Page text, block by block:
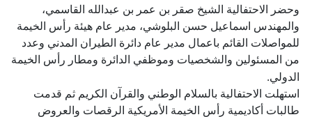
وحضر الاحتفالية الشيخ صقر بن عمر بن عبدالله القاسمي،
والمهندس اسماعيل حسن البلوشي، مدير عام هيئة رأس الخيمة
للمواصلات القائم باعمال مدير عام دائرة الطيران المدني وعدد
من المسئولين والشخصيات وموظفي الدائرة ومطار رأس الخيمة
الدولي.
استهلت الاحتفالية بالسلام الوطني والقرآن الكريم ثم قدمت
طالبات أكاديمية رأس الخيمة الأمريكية الرقصات والعروض